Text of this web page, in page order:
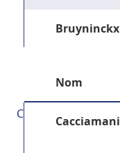
Bruyninckx
Nom
C Cacciamani